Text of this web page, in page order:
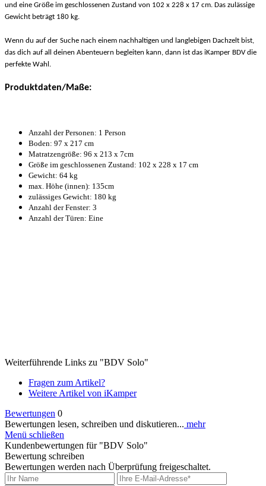
und eine Größe im geschlossenen Zustand von 102 x 228 x 17 cm. Das zulässige
Gewicht beträgt 180 kg.
Wenn du auf der Suche nach einem nachhaltigen und langlebigen Dachzelt bist,
das dich auf all deinen Abenteuern begleiten kann, dann ist das iKamper BDV die
perfekte Wahl.
Produktdaten/Maße:
Anzahl der Personen: 1 Person
Boden: 97 x 217 cm
Matratzengröße: 96 x 213 x 7cm
Größe im geschlossenen Zustand: 102 x 228 x 17 cm
Gewicht: 64 kg
max. Höhe (innen): 135cm
zulässiges Gewicht: 180 kg
Anzahl der Fenster: 3
Anzahl der Türen: Eine
Weiterführende Links zu "BDV Solo"
Fragen zum Artikel?
Weitere Artikel von iKamper
Bewertungen 0
Bewertungen lesen, schreiben und diskutieren... mehr
Menü schließen
Kundenbewertungen für "BDV Solo"
Bewertung schreiben
Bewertungen werden nach Überprüfung freigeschaltet.